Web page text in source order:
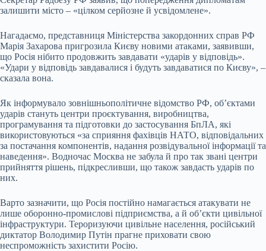
залишити місто – «цілком серйозне й усвідомлене».
Нагадаємо, представниця Міністерства закордонних справ РФ
Марія Захарова пригрозила Києву новими атаками, заявивши,
що Росія нібито продовжить завдавати «ударів у відповідь».
«Удари у відповідь завдавалися і будуть завдаватися по Києву», –
сказала вона.
Як інформувало зовнішньополітичне відомство РФ, об’єктами
ударів стануть центри проєктування, виробництва,
програмування та підготовки до застосування БпЛА, які
використовуються «за сприяння фахівців НАТО, відповідальних
за постачання компонентів, надання розвідувальної інформації та
наведення». Водночас Москва не забула й про так звані центри
прийняття рішень, підкресливши, що також завдасть ударів по
них.
Варто зазначити, що Росія постійно намагається атакувати не
лише оборонно-промислові підприємства, а й об’єкти цивільної
інфраструктури. Тероризуючи цивільне населення, російський
диктатор Володимир Путін прагне приховати свою
неспроможність захистити Росію.